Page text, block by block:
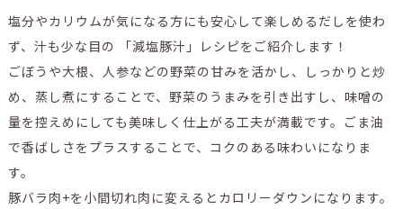
塩分やカリウムが気になる方にも安心して楽しめるだしを使わ
ず、汁も少な目の 「減塩豚汁」レシピをご紹介します！
ごぼうや大根、人参などの野菜の甘みを活かし、しっかりと炒
め、蒸し煮にすることで、野菜のうまみを引き出すし、味噌の
量を控えめにしても美味しく仕上がる工夫が満載です。ごま油
で香ばしさをプラスすることで、コクのある味わいになりま
す。
豚バラ肉+を小間切れ肉に変えるとカロリーダウンになります。